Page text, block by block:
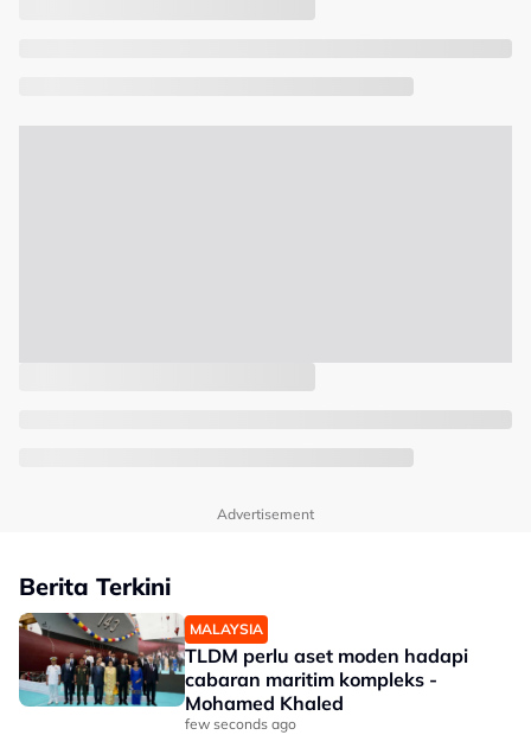
Advertisement
Berita Terkini
MALAYSIA
TLDM perlu aset moden hadapi
cabaran maritim kompleks -
Mohamed Khaled
few seconds ago